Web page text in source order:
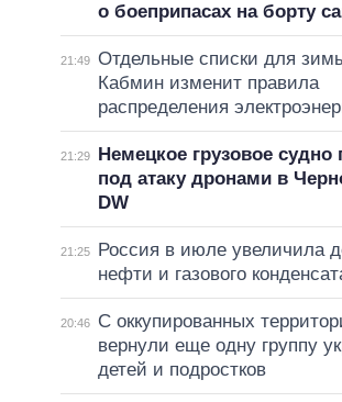
о боеприпасах на борту
21:49 Отдельные списки для
Кабмин изменит правила
распределения
21:29
Немецкое грузовое судно
под атаку дронами в
DW
21:25
Россия в июле увеличила
нефти и газового
20:46
С оккупированных
вернули еще одну группу
детей и подростков